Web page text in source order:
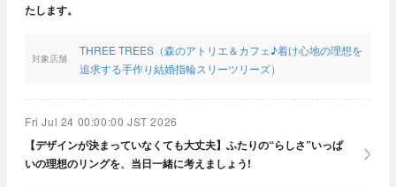
たします。
対象店舗
THREE TREES（森のアトリエ＆カフェ♪着け心地の理想を
追求する手作り結婚指輪スリーツリーズ）
Fri Jul 24 00:00:00 JST 2026
【デザインが決まっていなくても大丈夫】ふたりの“らしさ”いっぱ
いの理想のリングを、当日一緒に考えましょう!